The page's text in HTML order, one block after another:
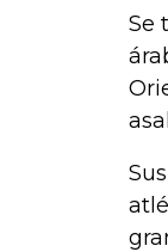
Se